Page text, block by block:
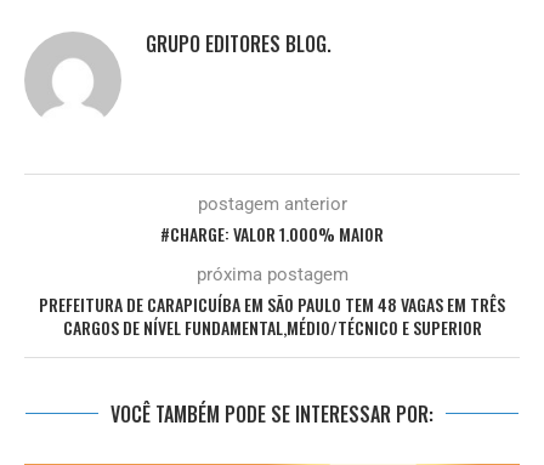
GRUPO EDITORES BLOG.
postagem anterior
#CHARGE: VALOR 1.000% MAIOR
próxima postagem
PREFEITURA DE CARAPICUÍBA EM SÃO PAULO TEM 48 VAGAS EM TRÊS
CARGOS DE NÍVEL FUNDAMENTAL,MÉDIO/TÉCNICO E SUPERIOR
VOCÊ TAMBÉM PODE SE INTERESSAR POR: